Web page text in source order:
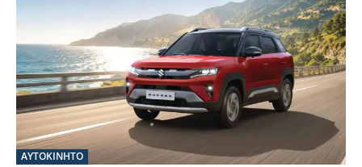
ΑΥΤΟΚΙΝΗΤΟ